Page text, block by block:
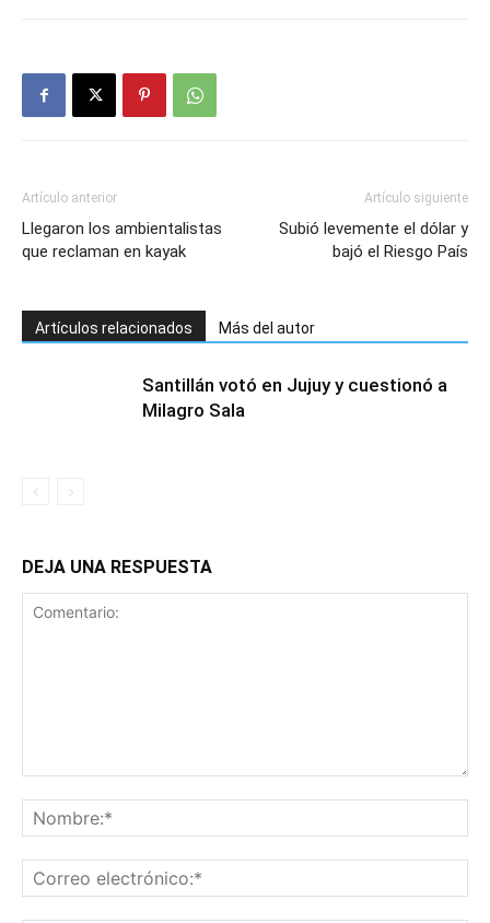
Artículo anterior
Llegaron los ambientalistas
que reclaman en kayak
Artículo siguiente
Subió levemente el dólar y
bajó el Riesgo País
Artículos relacionados Más del autor
Santillán votó en Jujuy y cuestionó a
Milagro Sala
DEJA UNA RESPUESTA